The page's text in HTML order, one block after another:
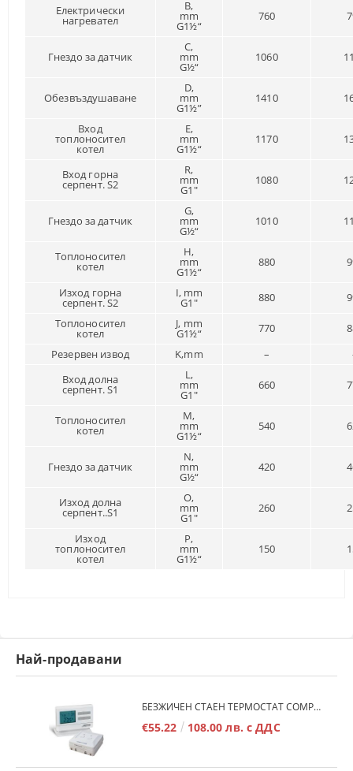
Електрически
нагревател
B,
mm
G1½“
760
Гнездо за датчик
C,
mm
G½“
1060
Обезвъздушаване
D,
mm
G1½”
1410
Вход
топлоносител
котел
E,
mm
G1½“
1170
Вход горна
серпент. S2
R,
mm
G1″
1080
Гнездо за датчик
G,
mm
G½“
1010
Топлоносител
котел
H,
mm
G1½“
880
Изход горна
серпент. S2
I, mm
G1″ 880
Топлоносител
котел
J, mm
G1½“ 770
Резервен извод
K,mm –
Вход долна
серпент. S1
L,
mm
G1″
660
Топлоносител
котел
M,
mm
G1½“
540
Гнездо за датчик
N,
mm
G½“
420
Изход долна
серпент..S1
O,
mm
G1″
260
Изход
топлоносител
котел
P,
mm
G1½“
150
Най-продавани
БЕЗЖИЧЕН СТАЕН ТЕРМОСТАТ COMPUTHERM Q7RF
€55.22 108.00 лв. с ДДС